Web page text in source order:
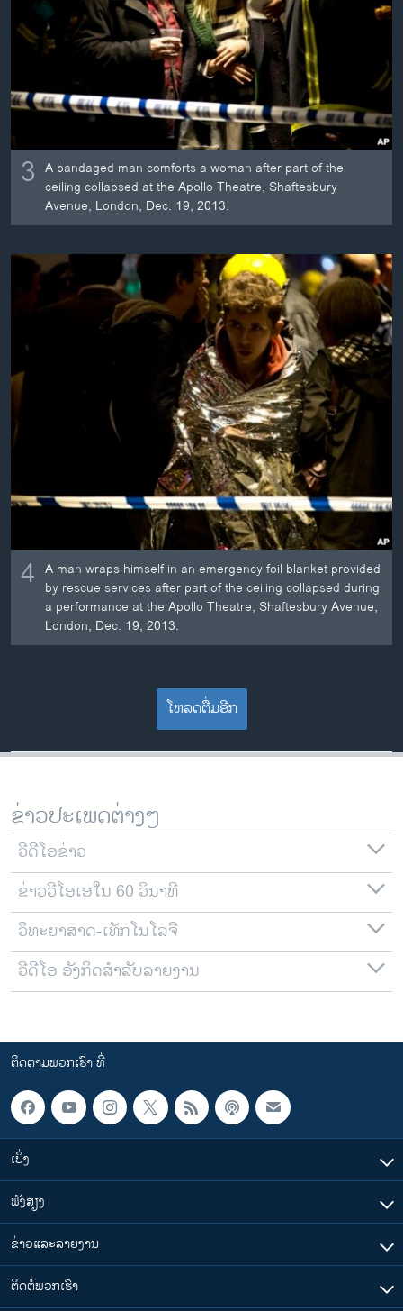
3 A bandaged man comforts a woman after part of the
ceiling collapsed at the Apollo Theatre, Shaftesbury
Avenue, London, Dec. 19, 2013.
4 A man wraps himself in an emergency foil blanket provided
by rescue services after part of the ceiling collapsed during
a performance at the Apollo Theatre, Shaftesbury Avenue,
London, Dec. 19, 2013.
ໂຫລດຕື່ມອີກ
ຂ່າວປະເພດຕ່າງໆ
ວີດີໂອຂ່າວ
ຂ່າວວີໂອເອໃນ 60 ວິນາທີ
ວິທະຍາສາດ-ເທັກໂນໂລຈີ
ວີດີໂອ ອັງກິດສຳລັບລາຍງານ
ຕິດຕາມພວກເຮົາ ທີ່
ເບິ່ງ
ຟັງສຽງ
ຂ່າວແລະລາຍງານ
ຕິດຕໍ່ພວກເຮົາ